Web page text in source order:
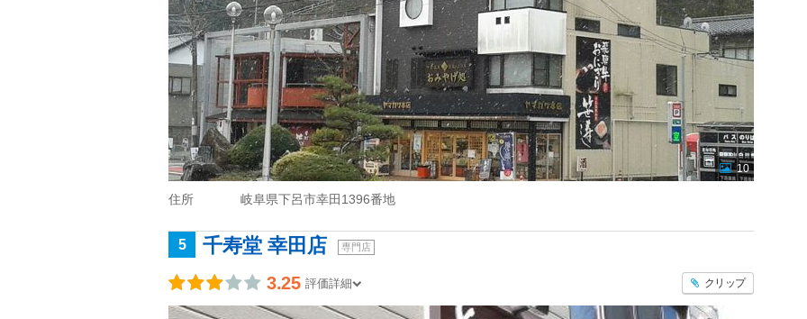
10
住所 岐阜県下呂市幸田1396番地
5 千寿堂 幸田店 専門店
3.25 評価詳細 クリップ